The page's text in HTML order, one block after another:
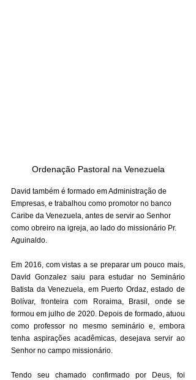
Ordenação Pastoral na Venezuela
David também é formado em Administração de
Empresas, e trabalhou como promotor no banco
Caribe da Venezuela, antes de servir ao Senhor
como obreiro na igreja, ao lado do missionário Pr.
Aguinaldo.
Em 2016, com vistas a se preparar um pouco mais,
David Gonzalez saiu para estudar no Seminário
Batista da Venezuela, em Puerto Ordaz, estado de
Bolívar, fronteira com Roraima, Brasil, onde se
formou em julho de 2020. Depois de formado, atuou
como professor no mesmo seminário e, embora
tenha aspirações acadêmicas, desejava servir ao
Senhor no campo missionário.
Tendo seu chamado confirmado por Deus, foi